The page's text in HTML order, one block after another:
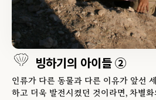
빙하기의 아이들 ②
인류가 다른 동물과 다른 이유가 앞선
하고 더욱 발전시켰던 것이라면, 차별